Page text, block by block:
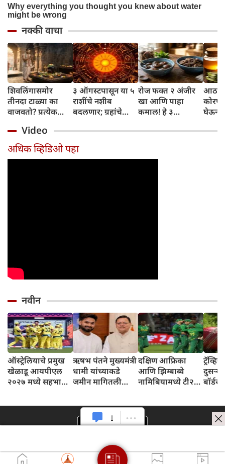
नक्की वाचा
शिवलिंगासमोर
तीनदा टाळ्या का
वाजवतो? प्रत्येक
जाणून घ्या
३ ऑगस्टपासून या ५
राशींचे नशीब
बदलणार; ग्रहांचे
संपतील आणि शुभ
दिवसांची सुरुवात
होईल
रोज फक्त २ अंजीर
खा आणि पाहा
कमाल! हे ३
तुम्हाला ठाऊक
घेऊन
Video
अधिक व्हिडिओ पहा
नवीन
ऑस्ट्रेलियाचे प्रमुख
खेळाडू आयपीएल
२०२७ मध्ये सहभागी
ऋषभ पंतने मुख्यमंत्री
धामी यांच्याकडे
जमीन मागितली
जमीन शोधत आहे
दक्षिण आफ्रिका
आणि झिम्बाब्वे
नामिबियामध्ये टी२०